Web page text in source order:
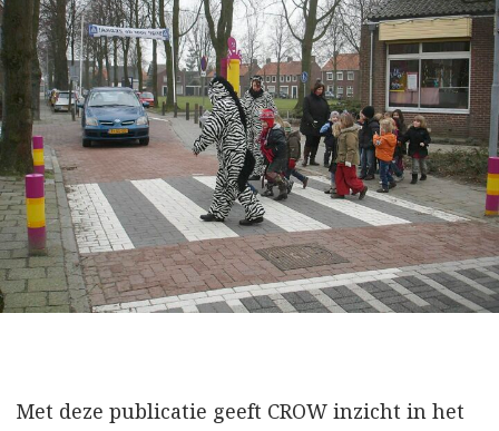
Met deze publicatie geeft CROW inzicht in het